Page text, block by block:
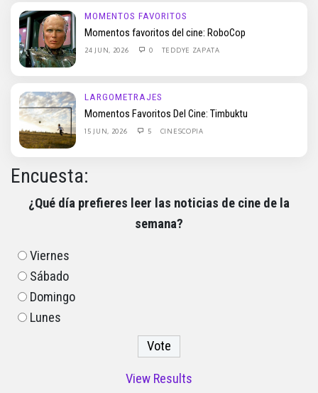
MOMENTOS FAVORITOS
Momentos favoritos del cine: RoboCop
24 JUN, 2026 0 TEDDYE ZAPATA
LARGOMETRAJES
Momentos Favoritos Del Cine: Timbuktu
15 JUN, 2026 5 CINESCOPIA
Encuesta:
¿Qué día prefieres leer las noticias de cine de la
semana?
Viernes
Sábado
Domingo
Lunes
View Results